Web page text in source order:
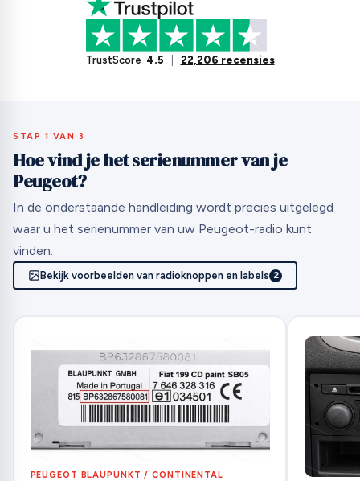
TrustScore 4.5 22,206 recensies
STAP 1 VAN 3
Hoe vind je het serienummer van je
Peugeot?
In de onderstaande handleiding wordt precies uitgelegd
waar u het serienummer van uw Peugeot-radio kunt
vinden.
Bekijk voorbeelden van radioknoppen en labels 2
PEUGEOT BLAUPUNKT / CONTINENTAL